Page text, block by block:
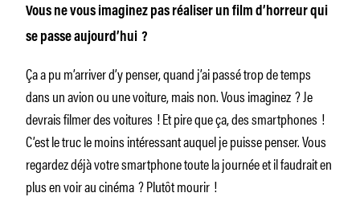
Vous ne vous imaginez pas réaliser un film d’horreur qui
se passe aujourd’hui ?
Ça a pu m’arriver d’y penser, quand j’ai passé trop de temps
dans un avion ou une voiture, mais non. Vous imaginez ? Je
devrais filmer des voitures ! Et pire que ça, des smartphones !
C’est le truc le moins intéressant auquel je puisse penser. Vous
regardez déjà votre smartphone toute la journée et il faudrait en
plus en voir au cinéma ? Plutôt mourir !